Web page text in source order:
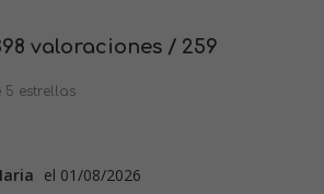
valoraciones / 259
5 estrellas
el 01/08/2026